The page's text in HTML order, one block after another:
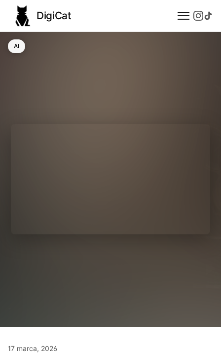
DigiCat
AI
AI
17 marca, 2026